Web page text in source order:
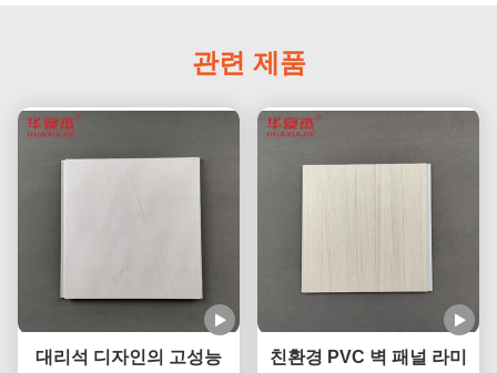
관련 제품
대리석 디자인의 고성능
친환경 PVC 벽 패널 라미